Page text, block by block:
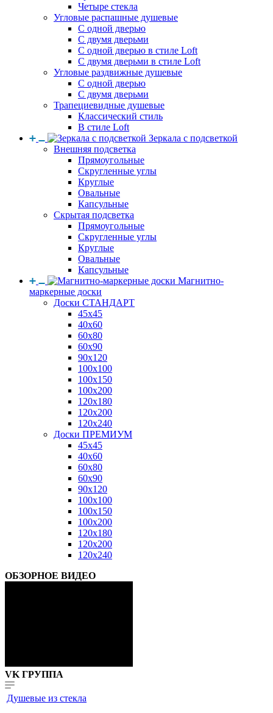
Четыре стекла
Угловые распашные душевые
С одной дверью
С двумя дверьми
С одной дверью в стиле Loft
С двумя дверьми в стиле Loft
Угловые раздвижные душевые
С одной дверью
С двумя дверьми
Трапециевидные душевые
Классический стиль
В стиле Loft
Зеркала с подсветкой
Внешняя подсветка
Прямоугольные
Скругленные углы
Круглые
Овальные
Капсульные
Скрытая подсветка
Прямоугольные
Скругленные углы
Круглые
Овальные
Капсульные
Магнитно-
маркерные доски
Доски СТАНДАРТ
45x45
40x60
60x80
60x90
90x120
100x100
100x150
100x200
120x180
120x200
120x240
Доски ПРЕМИУМ
45x45
40x60
60x80
60x90
90x120
100x100
100x150
100x200
120x180
120x200
120x240
ОБЗОРНОЕ ВИДЕО
VK ГРУППА
Душевые из стекла